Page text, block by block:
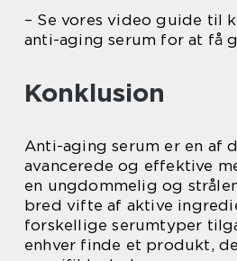
– Se vores video guide til
anti-aging serum for at få
Konklusion
Anti-aging serum er en af
avancerede og effektive
en ungdommelig og
bred vifte af aktive
forskellige serumtyper
enhver finde et produkt,